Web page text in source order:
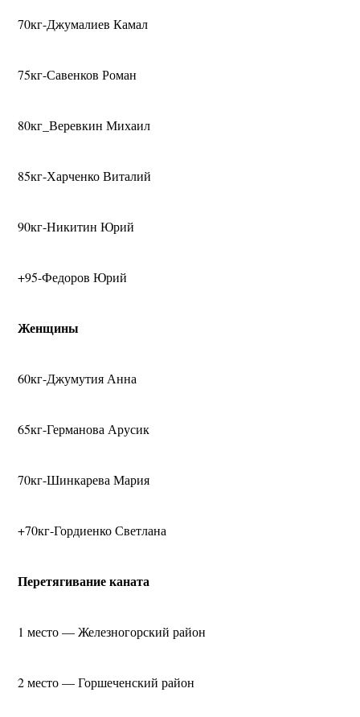
70кг-Джумалиев Камал
75кг-Савенков Роман
80кг_Веревкин Михаил
85кг-Харченко Виталий
90кг-Никитин Юрий
+95-Федоров Юрий
Женщины
60кг-Джумутия Анна
65кг-Германова Арусик
70кг-Шинкарева Мария
+70кг-Гордиенко Светлана
Перетягивание каната
1 место — Железногорский район
2 место — Горшеченский район